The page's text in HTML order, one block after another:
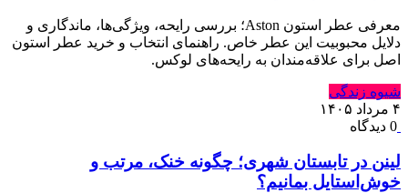
معرفی عطر استون Aston؛ بررسی رایحه، ویژگی‌ها، ماندگاری و
دلایل محبوبیت این عطر خاص. راهنمای انتخاب و خرید عطر استون
اصل برای علاقه‌مندان به رایحه‌های لوکس.
شیوه زندگی
۴ مرداد ۱۴۰۵
0 دیدگاه
لینن در تابستان شهری؛ چگونه خنک، مرتب و
خوش‌استایل بمانیم؟